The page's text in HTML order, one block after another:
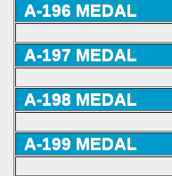
A-196 MEDAL
A-197 MEDAL
A-198 MEDAL
A-199 MEDAL